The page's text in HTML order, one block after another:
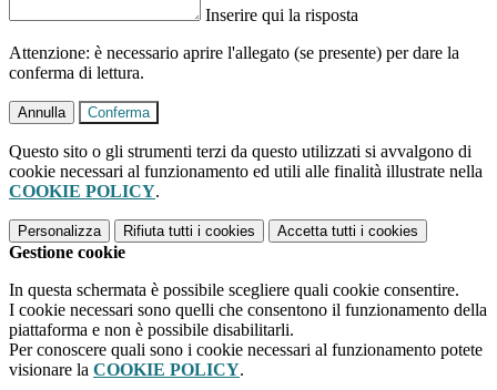
Inserire qui la risposta
Attenzione: è necessario aprire l'allegato (se presente) per dare la
conferma di lettura.
Annulla Conferma
Questo sito o gli strumenti terzi da questo utilizzati si avvalgono di
cookie necessari al funzionamento ed utili alle finalità illustrate nella
COOKIE POLICY.
Personalizza Rifiuta tutti i cookies Accetta tutti i cookies
Gestione cookie
In questa schermata è possibile scegliere quali cookie consentire.
I cookie necessari sono quelli che consentono il funzionamento della
piattaforma e non è possibile disabilitarli.
Per conoscere quali sono i cookie necessari al funzionamento potete
visionare la COOKIE POLICY.